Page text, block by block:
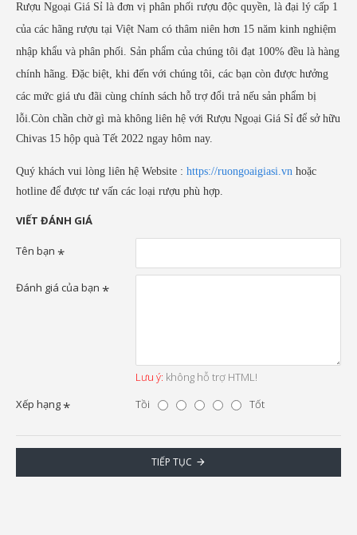
Rượu Ngoại Giá Sỉ là đơn vị phân phối rượu độc quyền, là đại lý cấp 1
của các hãng rượu tại Việt Nam có thâm niên hơn 15 năm kinh nghiệm
nhập khẩu và phân phối. Sản phẩm của chúng tôi đạt 100% đều là hàng
chính hãng. Đặc biệt, khi đến với chúng tôi, các bạn còn được hưởng
các mức giá ưu đãi cùng chính sách hỗ trợ đổi trả nếu sản phẩm bị
lỗi.Còn chần chờ gì mà không liên hệ với Rượu Ngoại Giá Sỉ để sở hữu
Chivas 15 hộp quà Tết 2022 ngay hôm nay.
Quý khách vui lòng liên hệ Website : https://ruongoaigiasi.vn hoặc
hotline để được tư vấn các loại rượu phù hợp.
VIẾT ĐÁNH GIÁ
Tên bạn
Đánh giá của bạn
Lưu ý: không hỗ trợ HTML!
Xếp hạng
Tồi Tốt
TIẾP TỤC